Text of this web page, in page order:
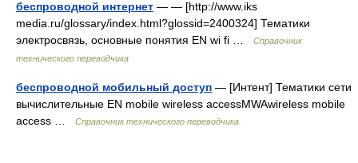
беспроводной интернет — — [http://www.iks
media.ru/glossary/index.html?glossid=2400324] Тематики
электросвязь, основные понятия EN wi fi …
Справочник
технического переводчика
беспроводной мобильный доступ — [Интент] Тематики сети
вычислительные EN mobile wireless accessMWAwireless mobile
access …
Справочник технического переводчика